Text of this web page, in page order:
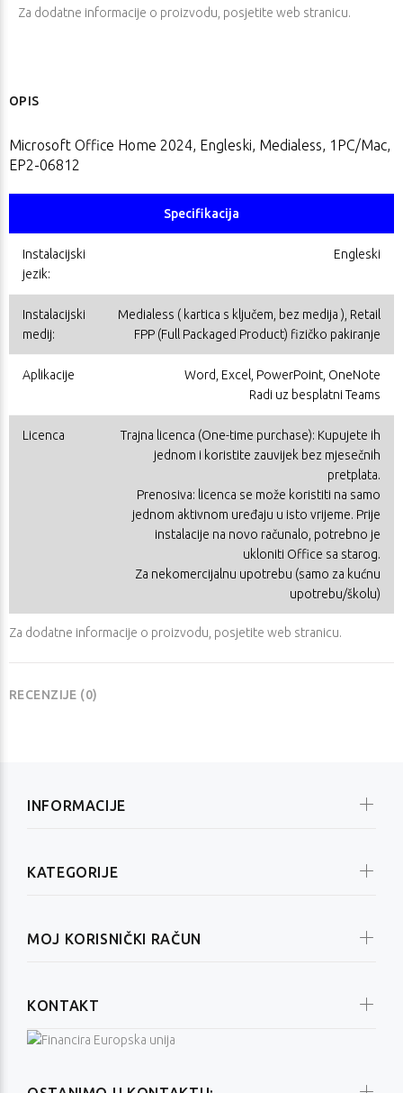
Za dodatne informacije o proizvodu, posjetite web stranicu.
OPIS
Microsoft Office Home 2024, Engleski, Medialess, 1PC/Mac,
EP2-06812
Specifikacija
Instalacijski
jezik:
Engleski
Instalacijski
medij:
Medialess ( kartica s ključem, bez medija ), Retail
FPP (Full Packaged Product) fizičko pakiranje
Aplikacije
Word, Excel, PowerPoint, OneNote
Radi uz besplatni Teams
Licenca
Trajna licenca (One-time purchase): Kupujete ih
jednom i koristite zauvijek bez mjesečnih
pretplata.
Prenosiva: licenca se može koristiti na samo
jednom aktivnom uređaju u isto vrijeme. Prije
instalacije na novo računalo, potrebno je
ukloniti Office sa starog.
Za nekomercijalnu upotrebu (samo za kućnu
upotrebu/školu)
Za dodatne informacije o proizvodu, posjetite web stranicu.
RECENZIJE (0)
INFORMACIJE
KATEGORIJE
MOJ KORISNIČKI RAČUN
KONTAKT